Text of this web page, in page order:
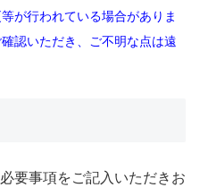
が行われている場合がありま
認いただき、ご不明な点は遠
要事項をご記入いただきお